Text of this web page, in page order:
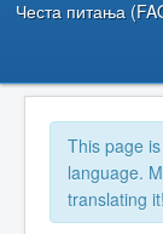
Честа питања
This page
language.
translating